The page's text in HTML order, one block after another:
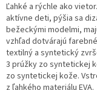
Ľahké a rýchle ako
aktívne deti, pýšia sa
bežeckými modelmi,
vzhľad dotvárajú
textilný a syntetický
3 prúžky zo syntetickej
zo syntetickej kože.